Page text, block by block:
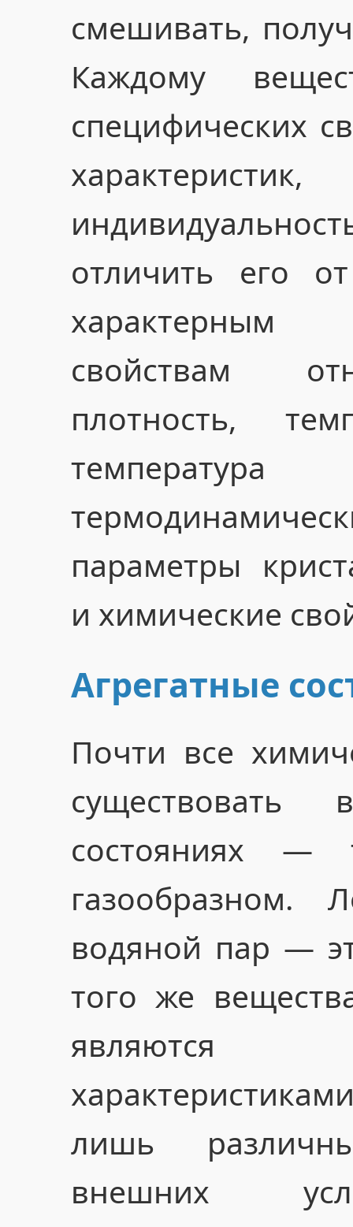
смешивать,
Каждому
специфических
отличить его
характерным
свойствам
плотность,
параметры
и химические
Агрегатные
Почти все
существовать
состояниях —
водяной пар —
того же
являются
лишь
внешних